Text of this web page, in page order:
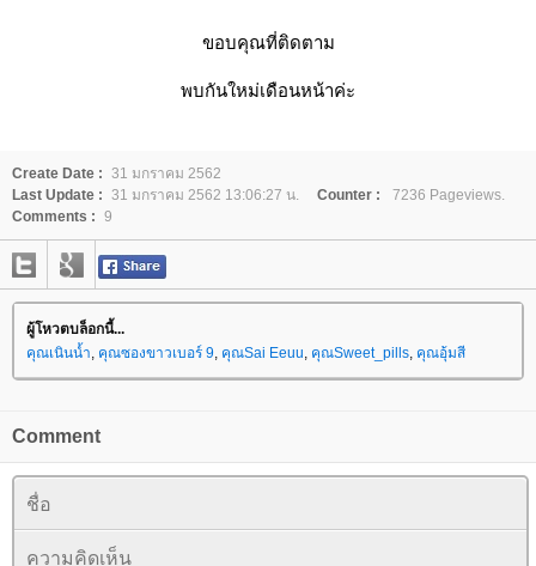
ขอบคุณที่ติดตาม
พบกันใหม่เดือนหน้าค่ะ
Create Date : 31 มกราคม 2562
Last Update : 31 มกราคม 2562 13:06:27 น. Counter :
7236 Pageviews.
Comments : 9
ผู้โหวตบล็อกนี้...
คุณเนินน้ำ, คุณซองขาวเบอร์ 9, คุณSai Eeuu, คุณSweet_pills, คุณอุ้มสี
Comment